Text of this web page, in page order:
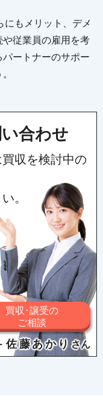
もメリット、デメ
や従業員の雇用を考
ートナーのサポー
合わせ
収を検討中の
。
佐藤あかりさん
買収･譲受の
ご相談